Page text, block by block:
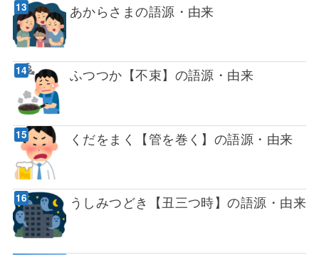
あからさまの語源・由来
ふつつか【不束】の語源・由来
くだをまく【管を巻く】の語源・由来
うしみつどき【丑三つ時】の語源・由来